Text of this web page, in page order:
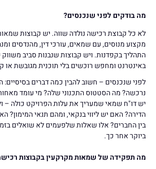
מה בודקים לפני שנכנסים?
לא כל קבוצת רכישה נולדה שווה. יש קבוצות
מקצוע מנוסים, עם שמאים, עורכי דין, מהנדסים
התהליך בקפדנות. ויש קבוצות שנבנות סביב
באינטרנט ומחפש רוכשים בלי תוכנית מגובשת
לפני שנכנסים – חשוב להבין כמה דברים
נרכשה? מה הסטטוס התכנוני שלה? מי עומד
יש דו"ח שמאי שמעריך את עלות הפרויקט כולה –
הדירה? האם יש ליווי בנקאי, ומהם תנאי המימון?
בין החברים? אלו שאלות שלפעמים לא שואלים
ביוקר אחר כך.
מה תפקידה של שמאות מקרקעין בקבוצות